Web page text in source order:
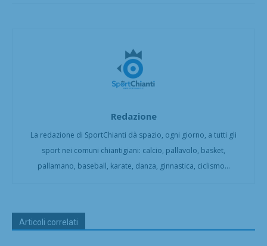
Redazione
La redazione di SportChianti dà spazio, ogni giorno, a tutti gli
sport nei comuni chiantigiani: calcio, pallavolo, basket,
pallamano, baseball, karate, danza, ginnastica, ciclismo...
Articoli correlati